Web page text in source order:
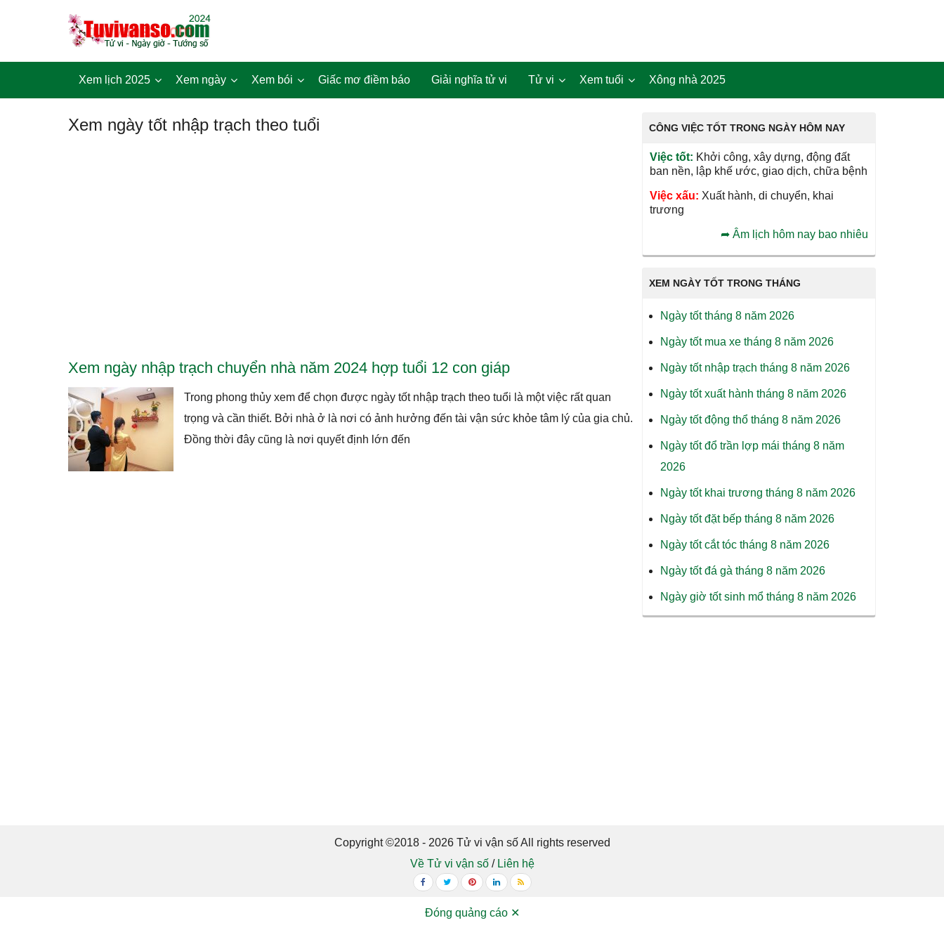
Xem lịch 2025 Xem ngày Xem bói Giấc mơ điềm báo Giải nghĩa tử vi Tử vi Xem tuổi Xông nhà 2025
Xem ngày tốt nhập trạch theo tuổi
Xem ngày nhập trạch chuyển nhà năm 2024 hợp tuổi 12 con giáp
Trong phong thủy xem để chọn được ngày tốt nhập trạch theo tuổi là một việc rất quan
trọng và cần thiết. Bởi nhà ở là nơi có ảnh hưởng đến tài vận sức khỏe tâm lý của gia chủ.
Đồng thời đây cũng là nơi quyết định lớn đến
CÔNG VIỆC TỐT TRONG NGÀY HÔM NAY
Việc tốt: Khởi công, xây dựng, động đất
ban nền, lập khế ước, giao dịch, chữa bệnh
Việc xấu: Xuất hành, di chuyển, khai
trương
➦ Âm lịch hôm nay bao nhiêu
XEM NGÀY TỐT TRONG THÁNG
Ngày tốt tháng 8 năm 2026
Ngày tốt mua xe tháng 8 năm 2026
Ngày tốt nhập trạch tháng 8 năm 2026
Ngày tốt xuất hành tháng 8 năm 2026
Ngày tốt động thổ tháng 8 năm 2026
Ngày tốt đổ trần lợp mái tháng 8 năm
2026
Ngày tốt khai trương tháng 8 năm 2026
Ngày tốt đặt bếp tháng 8 năm 2026
Ngày tốt cắt tóc tháng 8 năm 2026
Ngày tốt đá gà tháng 8 năm 2026
Ngày giờ tốt sinh mổ tháng 8 năm 2026
Copyright ©2018 - 2026 Tử vi vận số All rights reserved
Về Tử vi vận số/ Liên hệ
Đóng quảng cáo ✕